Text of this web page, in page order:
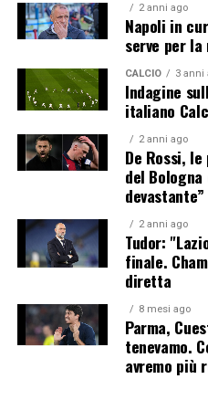
2 anni ago
Napoli in
serve per
CALCIO 3 anni
Indagine
italiano
2 anni ago
De Rossi,
del Bologna
devastante”
2 anni ago
Tudor:
finale.
diretta
8 mesi ago
Parma,
tenevamo.
avremo più